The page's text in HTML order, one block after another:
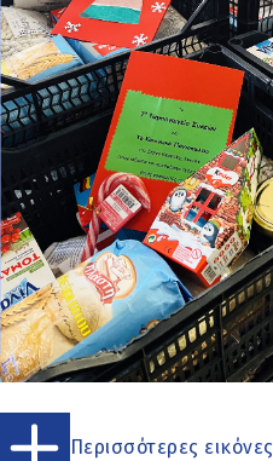
Περισσότερες εικόνες